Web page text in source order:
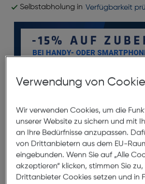
Selbstabholung in Verfügbarkeit
Produktbeschreibung
PanzerGlass CARE SL1M
m.MagSafe iPhone 17
Clear
ArtNr.: 180013619
Verwendung von
Wir verwenden Cookies, um die
unserer Website zu sichern und mit
an Ihre Bedürfnisse anzupassen.
von Drittanbietern aus dem EU-
eingebunden. Wenn Sie auf „Alle
akzeptieren“ klicken, stimmen Sie
Drittanbieter Cookies setzen und in